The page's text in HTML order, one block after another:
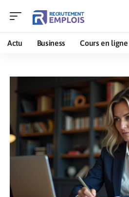
Actu Business Cours en ligne